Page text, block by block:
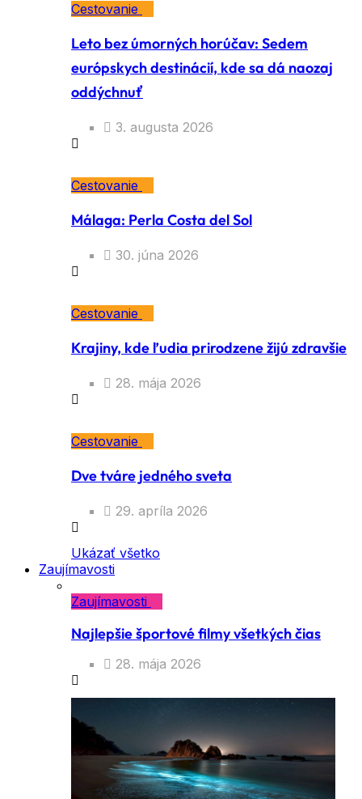
Cestovanie
Leto bez úmorných horúčav: Sedem
európskych destinácií, kde sa dá naozaj
oddýchnuť
3. augusta 2026
Cestovanie
Málaga: Perla Costa del Sol
30. júna 2026
Cestovanie
Krajiny, kde ľudia prirodzene žijú zdravšie
28. mája 2026
Cestovanie
Dve tváre jedného sveta
29. apríla 2026
Ukázať všetko
Zaujímavosti
Zaujímavosti
Najlepšie športové filmy všetkých čias
28. mája 2026